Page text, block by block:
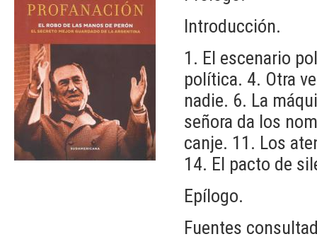
Introducción.
1. El escenario
política. 4. Otra
nadie. 6. La
señora da los
canje. 11. Los
14. El pacto de
Epílogo.
Fuentes